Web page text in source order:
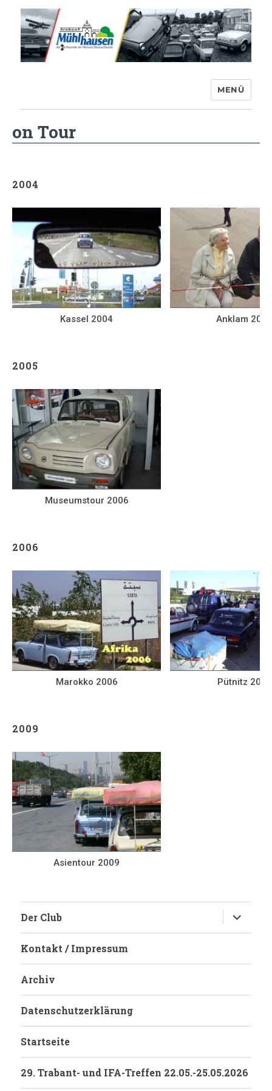
MENÜ
on Tour
2004
Kassel 2004 Anklam
2005
Museumstour 2006
2006
Marokko 2006 Pütnitz 2006
2009
Asientour 2009
Der Club
anzeigen
Kontakt / Impressum
Archiv
Datenschutzerklärung
Startseite
29. Trabant- und IFA-Treffen 22.05.-25.05.2026